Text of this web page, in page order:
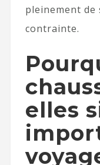
pleinement de
contrainte.
elles